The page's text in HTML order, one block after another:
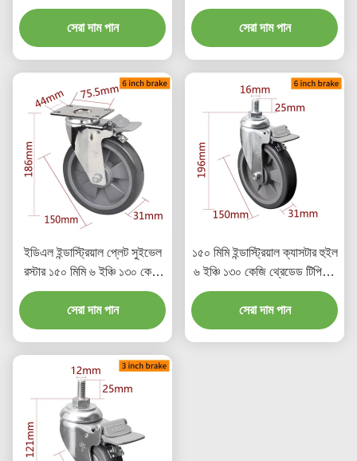
এবং ব্রেক
সেরা দাম পান
মিমি 5723P-77
সেরা দাম পান
ইডিএল ইন্ডাস্ট্রিয়াল প্লেট সুইভেল
রস্টার ১৫০ মিমি ৬ ইঞ্চি ১৩০ কেজি
লোড ক্রোম লেপ
সেরা দাম পান
১৫০ মিমি ইন্ডাস্ট্রিয়াল ক্যাসটার হুইল
৬ ইঞ্চি ১৩০ কেজি থ্রেডেড টিপিইউ
ক্যাসটার
সেরা দাম পান